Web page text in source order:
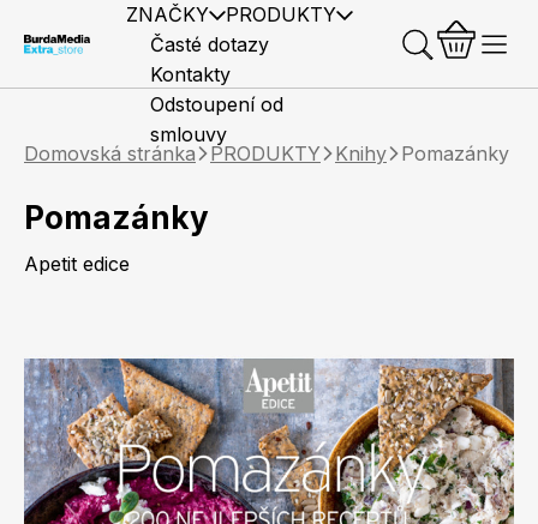
ZNAČKY PRODUKTY
Marianne Elle Decoration
Předplatné časopisů
Knihy Merch
Časté dotazy
Kontakty
Odstoupení od
smlouvy
Domovská stránka
PRODUKTY Knihy Pomazánky
Pomazánky
Apetit edice